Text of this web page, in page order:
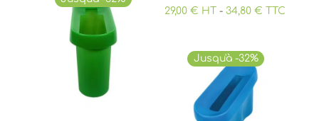
29,00 € HT - 34,80 € TTC
Jusqu'à -32%